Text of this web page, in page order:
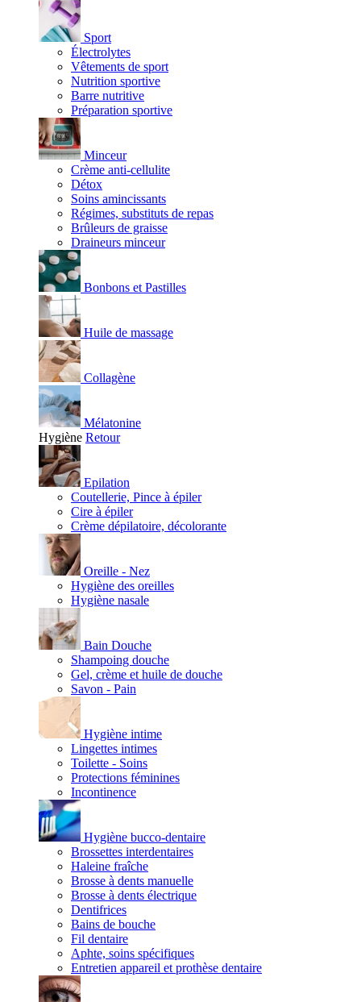
Sport
Électrolytes
Vêtements de sport
Nutrition sportive
Barre nutritive
Préparation sportive
Minceur
Crème anti-cellulite
Détox
Soins amincissants
Régimes, substituts de repas
Brûleurs de graisse
Draineurs minceur
Bonbons et Pastilles
Huile de massage
Collagène
Mélatonine
Hygiène Retour
Epilation
Coutellerie, Pince à épiler
Cire à épiler
Crème dépilatoire, décolorante
Oreille - Nez
Hygiène des oreilles
Hygiène nasale
Bain Douche
Shampoing douche
Gel, crème et huile de douche
Savon - Pain
Hygiène intime
Lingettes intimes
Toilette - Soins
Protections féminines
Incontinence
Hygiène bucco-dentaire
Brossettes interdentaires
Haleine fraîche
Brosse à dents manuelle
Brosse à dents électrique
Dentifrices
Bains de bouche
Fil dentaire
Aphte, soins spécifiques
Entretien appareil et prothèse dentaire